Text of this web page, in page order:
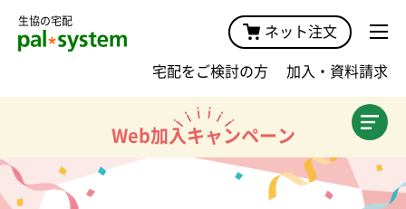
加入案内TOP
宅配サービスガイド・手数料
生協の宅配
ネット注文
宅配をご検討の方 加入・資料請求
Web加入キャンペーン